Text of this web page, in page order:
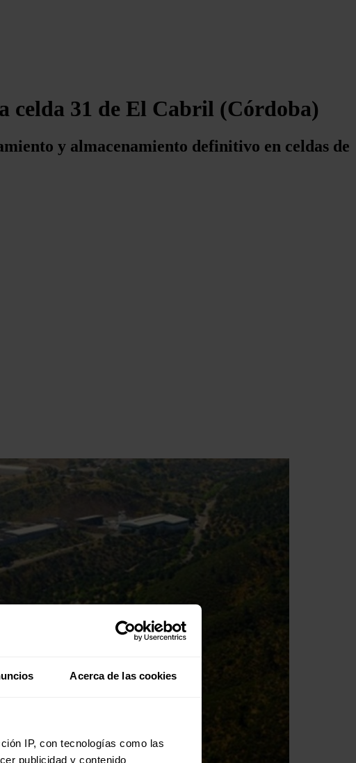
Acerca de las cookies
IP, con tecnologías como las
publicidad y contenido
celda 31 de El Cabril (Córdoba)
y almacenamiento definitivo en celdas de